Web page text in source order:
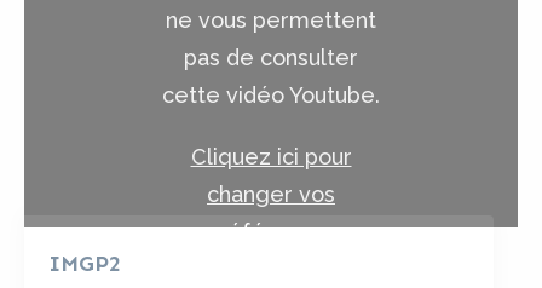
ne vous permettent
pas de consulter
cette vidéo Youtube.
Cliquez ici pour
changer vos
préférences
IMGP2